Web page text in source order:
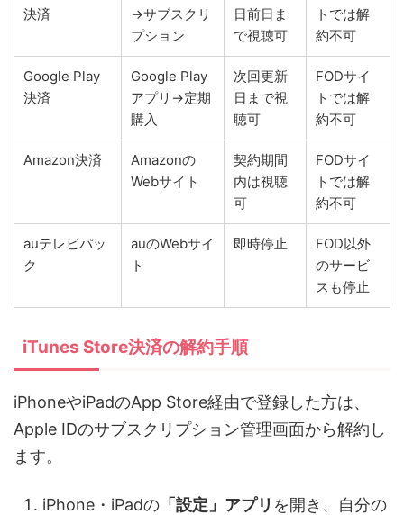
決済
→サブスクリ
プション
日前日ま
で視聴可
トでは解
約不可
Google Play
決済
Google Play
アプリ→定期
購入
次回更新
日まで視
聴可
FODサイ
トでは解
約不可
Amazon決済
Amazonの
Webサイト
契約期間
内は視聴
可
FODサイ
トでは解
約不可
auテレビパッ
ク
auのWebサイ
ト
即時停止
FOD以外
のサービ
スも停止
iTunes Store決済の解約手順
iPhoneやiPadのApp Store経由で登録した方は、
Apple IDのサブスクリプション管理画面から解約し
ます。
iPhone・iPadの 「設定」アプリ を開き、自分の